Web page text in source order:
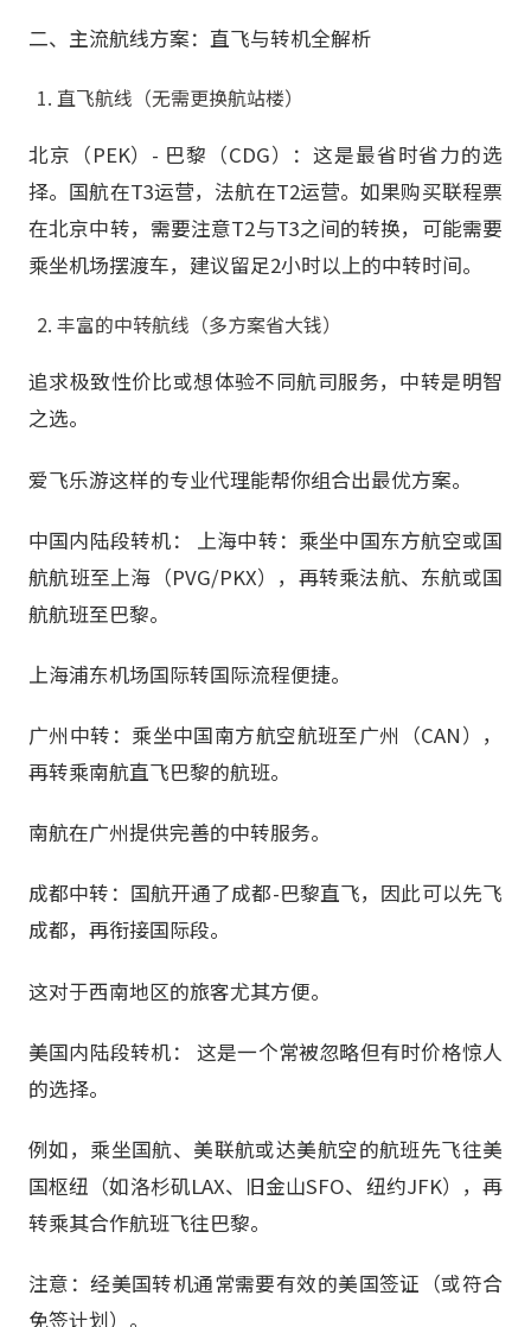
二、主流航线方案：直飞与转机全解析
直飞航线（无需更换航站楼）
北京（PEK）- 巴黎（CDG）：这是最省时省力的选
择。国航在T3运营，法航在T2运营。如果购买联程票
在北京中转，需要注意T2与T3之间的转换，可能需要
乘坐机场摆渡车，建议留足2小时以上的中转时间。
丰富的中转航线（多方案省大钱）
追求极致性价比或想体验不同航司服务，中转是明智
之选。
爱飞乐游这样的专业代理能帮你组合出最优方案。
中国内陆段转机： 上海中转：乘坐中国东方航空或国
航航班至上海（PVG/PKX），再转乘法航、东航或国
航航班至巴黎。
上海浦东机场国际转国际流程便捷。
广州中转：乘坐中国南方航空航班至广州（CAN），
再转乘南航直飞巴黎的航班。
南航在广州提供完善的中转服务。
成都中转：国航开通了成都-巴黎直飞，因此可以先飞
成都，再衔接国际段。
这对于西南地区的旅客尤其方便。
美国内陆段转机： 这是一个常被忽略但有时价格惊人
的选择。
例如，乘坐国航、美联航或达美航空的航班先飞往美
国枢纽（如洛杉矶LAX、旧金山SFO、纽约JFK），再
转乘其合作航班飞往巴黎。
注意：经美国转机通常需要有效的美国签证（或符合
免签计划）。